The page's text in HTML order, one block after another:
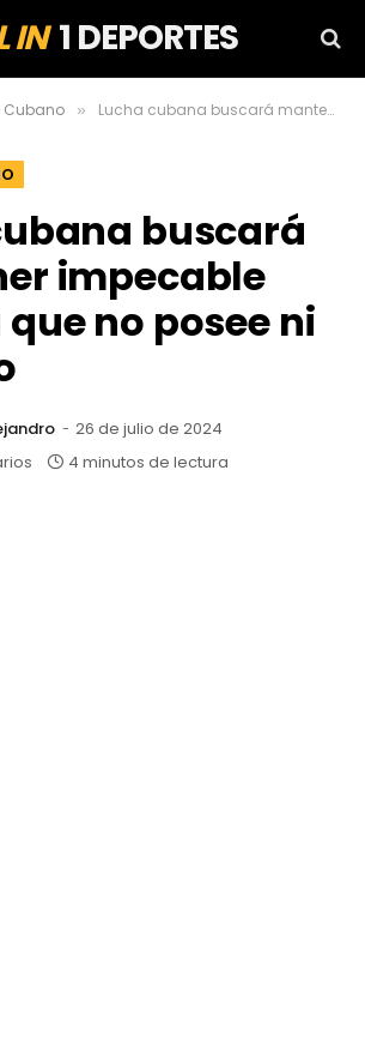
IN1 DEPORTES
Cubano » Lucha cubana buscará mantener impecable hazaña que no posee ni el boxeo
buscará
impecable
no posee ni
26 de julio de 2024
4 minutos de lectura